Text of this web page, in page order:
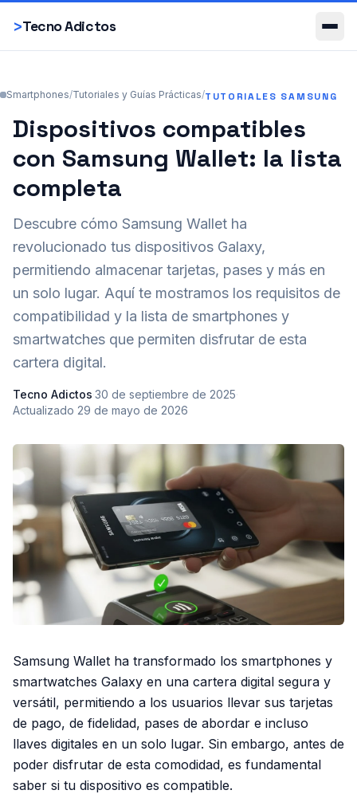
>Tecno Adictos
Smartphones
Smartphones/Tutoriales y Guías Prácticas/TUTORIALES SAMSUNG
Dispositivos compatibles
con Samsung Wallet: la lista
completa
Descubre cómo Samsung Wallet ha
revolucionado tus dispositivos Galaxy,
permitiendo almacenar tarjetas, pases y más en
un solo lugar. Aquí te mostramos los requisitos de
compatibilidad y la lista de smartphones y
smartwatches que permiten disfrutar de esta
cartera digital.
Tecno Adictos·30 de septiembre de 2025·
Actualizado 29 de mayo de 2026
Samsung Wallet ha transformado los smartphones y
smartwatches Galaxy en una cartera digital segura y
versátil, permitiendo a los usuarios llevar sus tarjetas
de pago, de fidelidad, pases de abordar e incluso
llaves digitales en un solo lugar. Sin embargo, antes de
poder disfrutar de esta comodidad, es fundamental
saber si tu dispositivo es compatible.